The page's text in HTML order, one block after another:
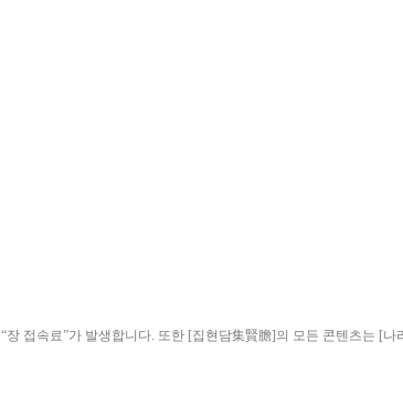
접속료”가 발생합니다. 또한 [집현담集賢膽]의 모든 콘텐츠는 [